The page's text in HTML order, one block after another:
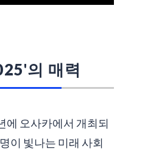
의 매력
에 오사카에서 개최되
이 빛나는 미래 사회